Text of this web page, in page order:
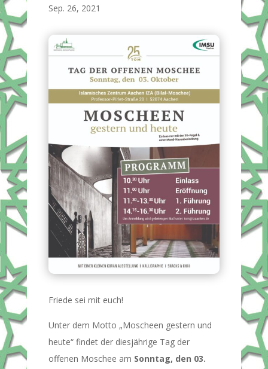
Sep. 26, 2021
Friede sei mit euch!
Unter dem Motto „Moscheen gestern und
heute“ findet der diesjährige Tag der
offenen Moschee am Sonntag, den 03.